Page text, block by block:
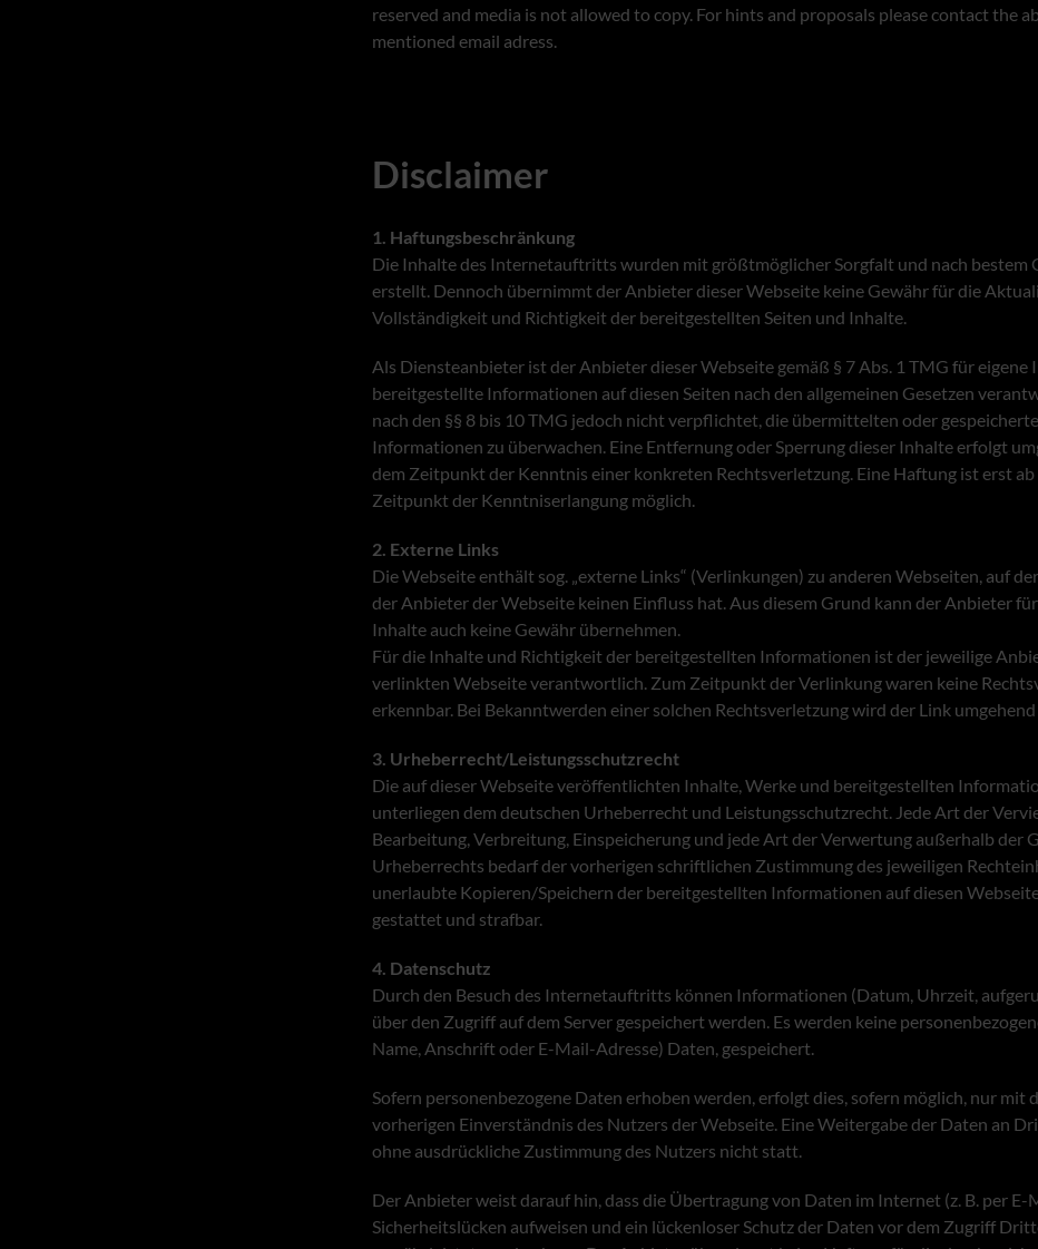
reserved and media is not allowed to copy. For hints and proposals please contact the
mentioned email adress.
Disclaimer
1. Haftungsbeschränkung
Die Inhalte des Internetauftritts wurden mit größtmöglicher Sorgfalt und nach bestem
erstellt. Dennoch übernimmt der Anbieter dieser Webseite keine Gewähr für die
Vollständigkeit und Richtigkeit der bereitgestellten Seiten und Inhalte.
Als Diensteanbieter ist der Anbieter dieser Webseite gemäß § 7 Abs. 1 TMG für eigene
bereitgestellte Informationen auf diesen Seiten nach den allgemeinen Gesetzen
nach den §§ 8 bis 10 TMG jedoch nicht verpflichtet, die übermittelten oder
Informationen zu überwachen. Eine Entfernung oder Sperrung dieser Inhalte erfolgt
dem Zeitpunkt der Kenntnis einer konkreten Rechtsverletzung. Eine Haftung ist erst ab
Zeitpunkt der Kenntniserlangung möglich.
2. Externe Links
Die Webseite enthält sog. „externe Links“ (Verlinkungen) zu anderen Webseiten, auf
der Anbieter der Webseite keinen Einfluss hat. Aus diesem Grund kann der Anbieter
Inhalte auch keine Gewähr übernehmen.
Für die Inhalte und Richtigkeit der bereitgestellten Informationen ist der jeweilige
verlinkten Webseite verantwortlich. Zum Zeitpunkt der Verlinkung waren keine
erkennbar. Bei Bekanntwerden einer solchen Rechtsverletzung wird der Link
3. Urheberrecht/Leistungsschutzrecht
Die auf dieser Webseite veröffentlichten Inhalte, Werke und bereitgestellten
unterliegen dem deutschen Urheberrecht und Leistungsschutzrecht. Jede Art der
Bearbeitung, Verbreitung, Einspeicherung und jede Art der Verwertung außerhalb der
Urheberrechts bedarf der vorherigen schriftlichen Zustimmung des jeweiligen
unerlaubte Kopieren/Speichern der bereitgestellten Informationen auf diesen
gestattet und strafbar.
4. Datenschutz
Durch den Besuch des Internetauftritts können Informationen (Datum, Uhrzeit,
über den Zugriff auf dem Server gespeichert werden. Es werden keine
Name, Anschrift oder E-Mail-Adresse) Daten, gespeichert.
Sofern personenbezogene Daten erhoben werden, erfolgt dies, sofern möglich, nur mit
vorherigen Einverständnis des Nutzers der Webseite. Eine Weitergabe der Daten an
ohne ausdrückliche Zustimmung des Nutzers nicht statt.
Der Anbieter weist darauf hin, dass die Übertragung von Daten im Internet (z. B. per E-
Sicherheitslücken aufweisen und ein lückenloser Schutz der Daten vor dem Zugriff